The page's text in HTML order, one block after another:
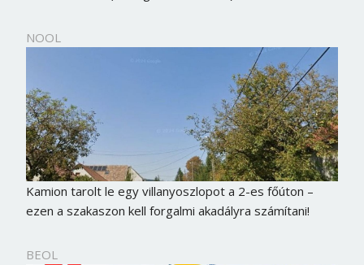
NOOL
Kamion tarolt le egy villanyoszlopot a 2-es főúton –
ezen a szakaszon kell forgalmi akadályra számítani!
BEOL